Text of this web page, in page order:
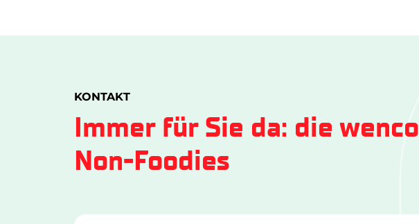
Immer für Sie da: die wenco
Non-Foodies
KONTAKT